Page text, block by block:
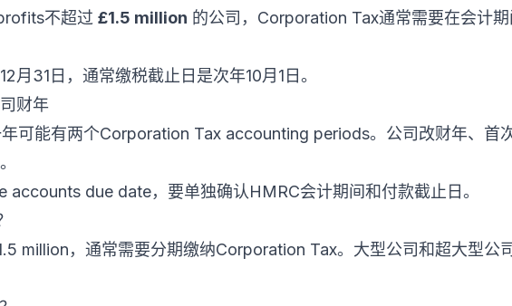
不超过 £1.5 million 的公司，Corporation Tax通常需要在会计
月31日，通常缴税截止日是次年10月1日。
财年
可能有两个Corporation Tax accounting periods。公司改财年、首
accounts due date，要单独确认HMRC会计期间和付款截止日。
million，通常需要分期缴纳Corporation Tax。大型公司和超大型公